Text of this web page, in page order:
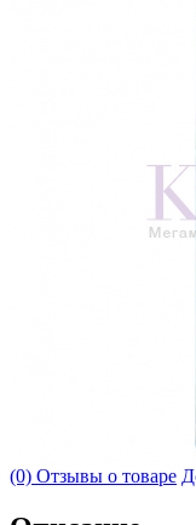
(0) Отзывы о товаре